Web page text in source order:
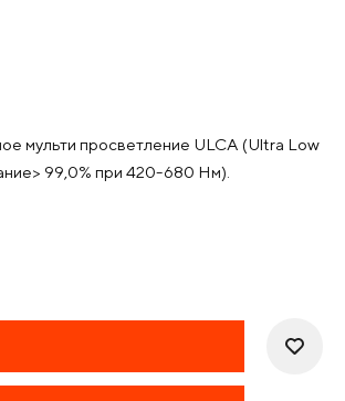
мульти просветление ULCA (Ultra Low
99,0% при 420-680 Нм).